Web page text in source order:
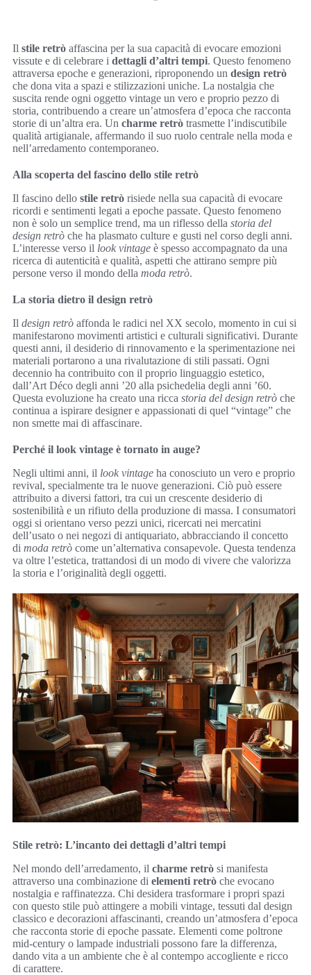
Il stile retrò affascina per la sua capacità di evocare emozioni
vissute e di celebrare i dettagli d’altri tempi. Questo fenomeno
attraversa epoche e generazioni, riproponendo un design retrò
che dona vita a spazi e stilizzazioni uniche. La nostalgia che
suscita rende ogni oggetto vintage un vero e proprio pezzo di
storia, contribuendo a creare un’atmosfera d’epoca che racconta
storie di un’altra era. Un charme retrò trasmette l’indiscutibile
qualità artigianale, affermando il suo ruolo centrale nella moda e
nell’arredamento contemporaneo.
Alla scoperta del fascino dello stile retrò
Il fascino dello stile retrò risiede nella sua capacità di evocare
ricordi e sentimenti legati a epoche passate. Questo fenomeno
non è solo un semplice trend, ma un riflesso della storia del
design retrò che ha plasmato culture e gusti nel corso degli anni.
L’interesse verso il look vintage è spesso accompagnato da una
ricerca di autenticità e qualità, aspetti che attirano sempre più
persone verso il mondo della moda retrò.
La storia dietro il design retrò
Il design retrò affonda le radici nel XX secolo, momento in cui si
manifestarono movimenti artistici e culturali significativi. Durante
questi anni, il desiderio di rinnovamento e la sperimentazione nei
materiali portarono a una rivalutazione di stili passati. Ogni
decennio ha contribuito con il proprio linguaggio estetico,
dall’Art Déco degli anni ’20 alla psichedelia degli anni ’60.
Questa evoluzione ha creato una ricca storia del design retrò che
continua a ispirare designer e appassionati di quel “vintage” che
non smette mai di affascinare.
Perché il look vintage è tornato in auge?
Negli ultimi anni, il look vintage ha conosciuto un vero e proprio
revival, specialmente tra le nuove generazioni. Ciò può essere
attribuito a diversi fattori, tra cui un crescente desiderio di
sostenibilità e un rifiuto della produzione di massa. I consumatori
oggi si orientano verso pezzi unici, ricercati nei mercatini
dell’usato o nei negozi di antiquariato, abbracciando il concetto
di moda retrò come un’alternativa consapevole. Questa tendenza
va oltre l’estetica, trattandosi di un modo di vivere che valorizza
la storia e l’originalità degli oggetti.
Stile retrò: L’incanto dei dettagli d’altri tempi
Nel mondo dell’arredamento, il charme retrò si manifesta
attraverso una combinazione di elementi retrò che evocano
nostalgia e raffinatezza. Chi desidera trasformare i propri spazi
con questo stile può attingere a mobili vintage, tessuti dal design
classico e decorazioni affascinanti, creando un’atmosfera d’epoca
che racconta storie di epoche passate. Elementi come poltrone
mid-century o lampade industriali possono fare la differenza,
dando vita a un ambiente che è al contempo accogliente e ricco
di carattere.